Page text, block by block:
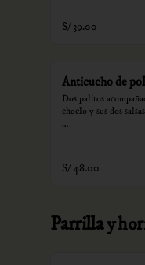
recargo al consumo.
S/ 39.00
Anticucho de
Dos palitos
choclo y sus dos
recargo al consumo.
S/ 48.00
Parrilla y